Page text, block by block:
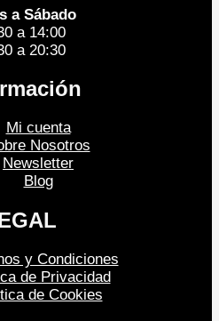
a Sábado
a 14:00
a 20:30
Mi cuenta
Nosotros
Newsletter
Blog
y Condiciones
de Privacidad
de Cookies